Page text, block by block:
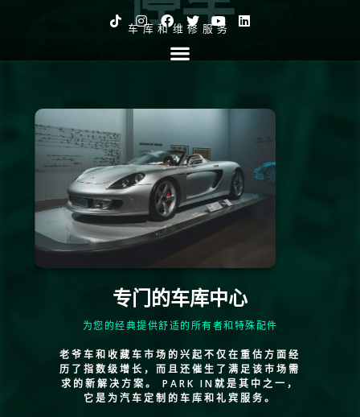
车库和维修服务
专门的车库中心
为您的经典提供舒适的所有者和特殊配件
老爷车和收藏车市场的兴起不仅在重估方面经
历了指数级增长，而且还催生了满足该市场需
求的新解决方案。 PARK IN就是其中之一，
它是为汽车定制的车库和礼宾服务。